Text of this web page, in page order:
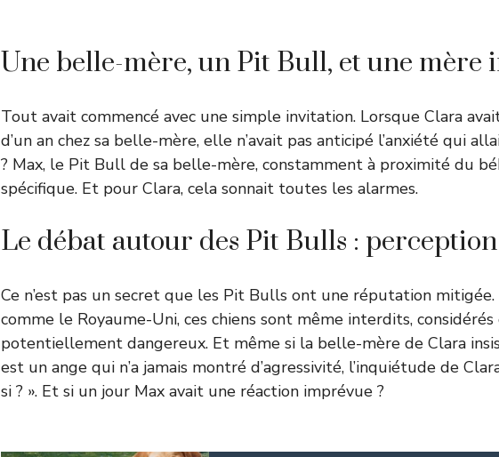
Une belle-mère, un Pit Bull, et une mère
Tout avait commencé avec une simple invitation. Lorsque Clara
d’un an chez sa belle-mère, elle n’avait pas anticipé l’anxiété qui
? Max, le Pit Bull de sa belle-mère, constamment à proximité du
spécifique. Et pour Clara, cela sonnait toutes les alarmes.
Le débat autour des Pit Bulls :
Ce n’est pas un secret que les Pit Bulls ont une réputation mitigée.
comme le Royaume-Uni, ces chiens sont même interdits, considérés
potentiellement dangereux. Et même si la belle-mère de Clara
est un ange qui n’a jamais montré d’agressivité, l’inquiétude de
si ? ». Et si un jour Max avait une réaction imprévue ?